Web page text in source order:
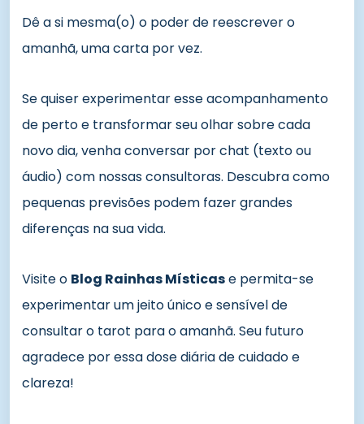
Dê a si mesma(o) o poder de reescrever o
amanhã, uma carta por vez.
Se quiser experimentar esse acompanhamento
de perto e transformar seu olhar sobre cada
novo dia, venha conversar por chat (texto ou
áudio) com nossas consultoras. Descubra como
pequenas previsões podem fazer grandes
diferenças na sua vida.
Visite o Blog Rainhas Místicase permita-se
experimentar um jeito único e sensível de
consultar o tarot para o amanhã. Seu futuro
agradece por essa dose diária de cuidado e
clareza!